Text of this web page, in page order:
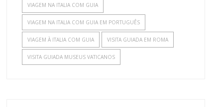
VIAGEM NA ITALIA COM GUIA
VIAGEM NA ITALIA COM GUIA EM PORTUGUÊS
VIAGEM À ITALIA COM GUIA VISITA GUIADA EM ROMA
VISITA GUIADA MUSEUS VATICANOS